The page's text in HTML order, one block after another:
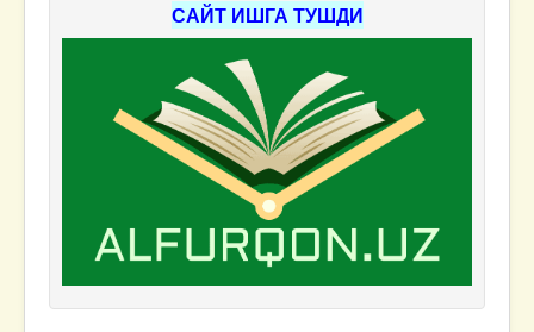
САЙТ ИШГА ТУШДИ